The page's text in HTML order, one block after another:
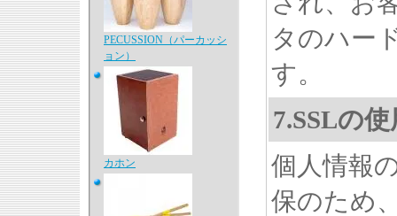
PECUSSION（パーカッシ
ョン）
カホン
タのハー
す。
7.SSLの
個人情報
保のため